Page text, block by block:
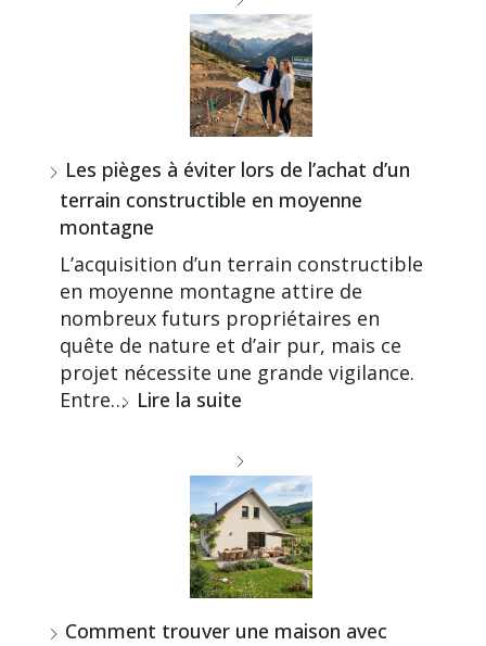
Les pièges à éviter lors de l’achat d’un
terrain constructible en moyenne
montagne
L’acquisition d’un terrain constructible
en moyenne montagne attire de
nombreux futurs propriétaires en
quête de nature et d’air pur, mais ce
projet nécessite une grande vigilance.
Entre… Lire la suite
Comment trouver une maison avec